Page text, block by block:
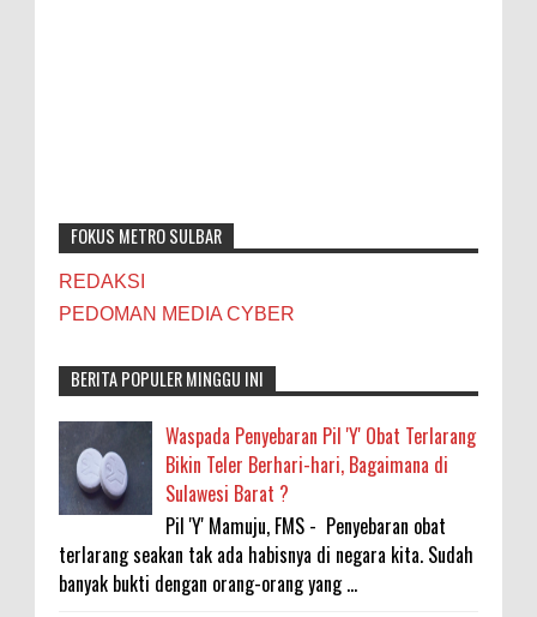
FOKUS METRO SULBAR
REDAKSI
PEDOMAN MEDIA CYBER
BERITA POPULER MINGGU INI
Waspada Penyebaran Pil 'Y' Obat Terlarang
Bikin Teler Berhari-hari, Bagaimana di
Sulawesi Barat ?
Pil 'Y' Mamuju, FMS - Penyebaran obat
terlarang seakan tak ada habisnya di negara kita. Sudah
banyak bukti dengan orang-orang yang ...